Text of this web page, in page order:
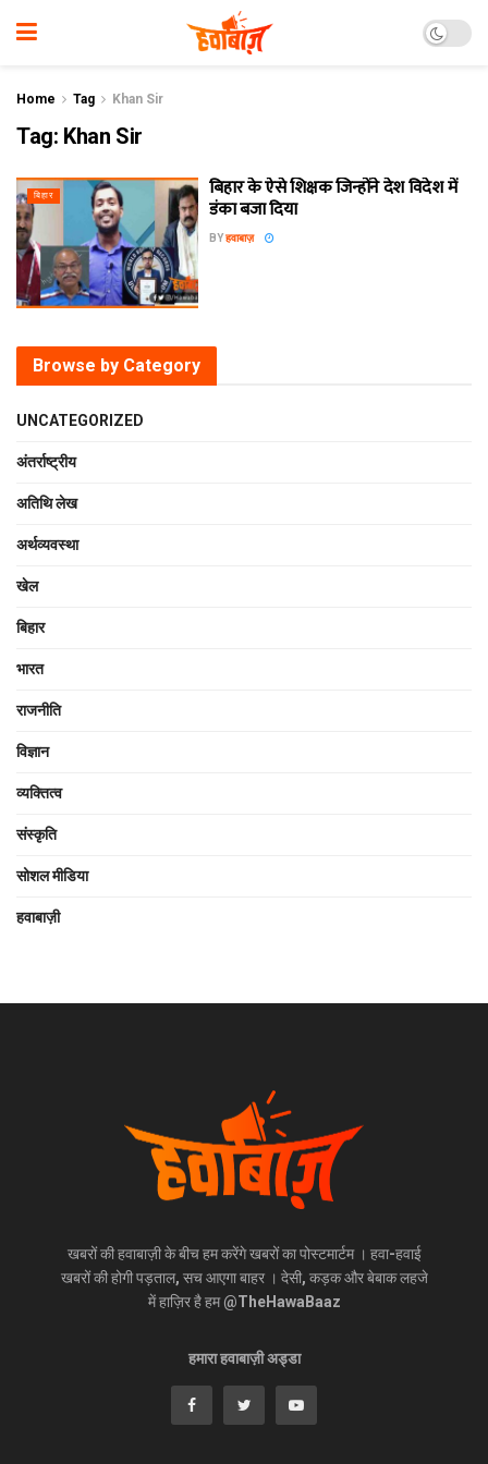
Home Tag Khan Sir
Tag: Khan Sir
बिहार बिहार के ऐसे शिक्षक जिन्होंने देश विदेश में
डंका बजा दिया
BYहवाबाज़
Browse by Category
UNCATEGORIZED
अंतर्राष्ट्रीय
अतिथि लेख
अर्थव्यवस्था
खेल
बिहार
भारत
राजनीति
विज्ञान
व्यक्तित्व
संस्कृति
सोशल मीडिया
हवाबाज़ी
खबरों की हवाबाज़ी के बीच हम करेंगे खबरों का पोस्टमार्टम । हवा-हवाई
खबरों की होगी पड़ताल, सच आएगा बाहर । देसी, कड़क और बेबाक लहजे
में हाज़िर है हम @TheHawaBaaz
हमारा हवाबाज़ी अड्डा